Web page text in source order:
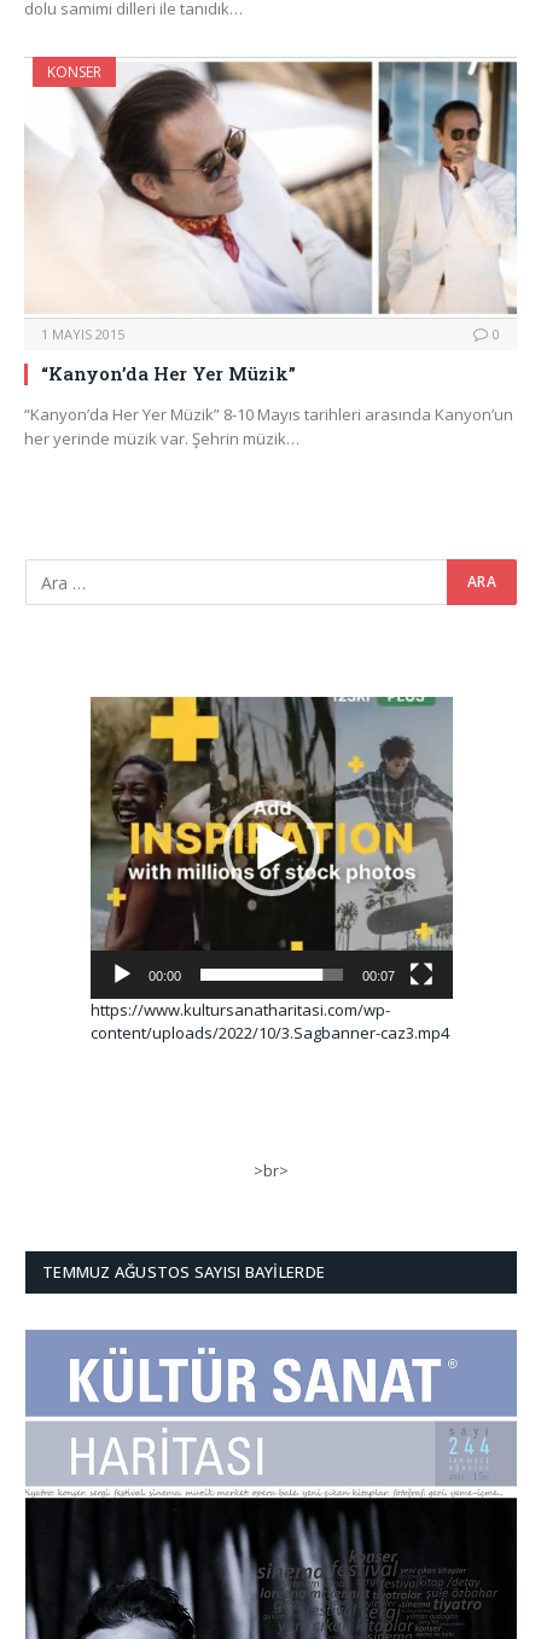
dolu samimi dilleri ile tanıdık…
KONSER
1 MAYIS 2015 0
“Kanyon’da Her Yer Müzik”
“Kanyon’da Her Yer Müzik” 8-10 Mayıs tarihleri arasında Kanyon’un
her yerinde müzik var. Şehrin müzik…
Video
oynatıcı
00:00 00:07
https://www.kultursanatharitasi.com/wp-
content/uploads/2022/10/3.Sagbanner-caz3.mp4
>br>
TEMMUZ AĞUSTOS SAYISI BAYILERDE